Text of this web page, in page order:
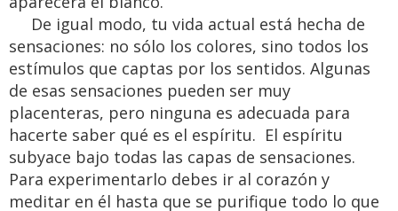
De igual modo, tu vida actual está hecha de
sensaciones: no sólo los colores, sino todos los
estímulos que captas por los sentidos. Algunas
de esas sensaciones pueden ser muy
placenteras, pero ninguna es adecuada para
hacerte saber qué es el espíritu. El espíritu
subyace bajo todas las capas de sensaciones.
Para experimentarlo debes ir al corazón y
meditar en él hasta que se purifique todo lo que